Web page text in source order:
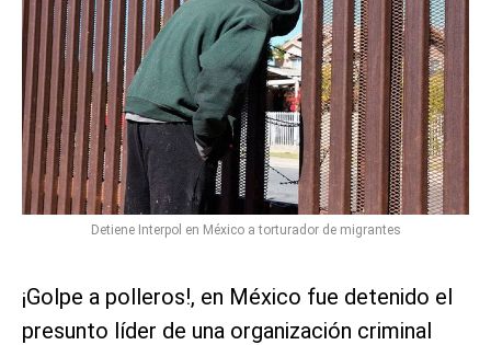
Detiene Interpol en México a torturador de migrantes
¡Golpe a polleros!, en México fue detenido el
presunto líder de una organización criminal